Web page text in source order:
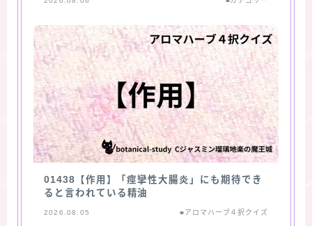
01438【作用】「痙攣性大腸炎」にも期待でき
ると言われている精油
2026.08.05 ■アロマハーブ４択クイズ